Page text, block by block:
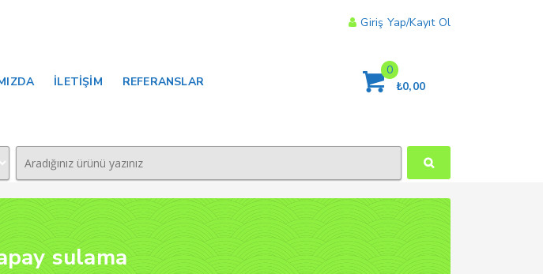
Giriş Yap/Kayıt Ol
İLETIŞIM REFERANSLAR
0
₺0,00
sulama